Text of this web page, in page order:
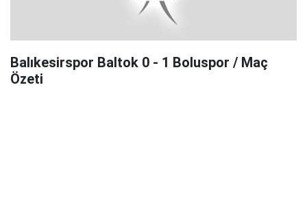
Balıkesirspor Baltok 0 - 1 Boluspor / Maç
Özeti